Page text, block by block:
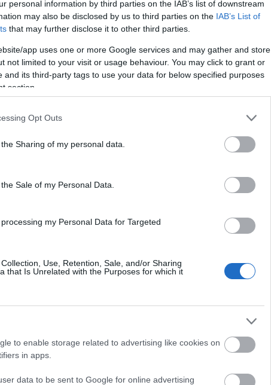
personal information by third parties on the IAB’s list of downstream
may also be disclosed by us to third parties on the IAB’s List of
that may further disclose it to other third parties.
app uses one or more Google services and may gather and store
not limited to your visit or usage behaviour. You may click to grant or
and its third-party tags to use your data for below specified purposes
section.
Opt Outs
Sharing of my personal data.
Sale of my Personal Data.
my Personal Data for Targeted
Use, Retention, Sale, and/or Sharing
that Is Unrelated with the Purposes for which it
to enable storage related to advertising like cookies on
in apps.
data to be sent to Google for online advertising